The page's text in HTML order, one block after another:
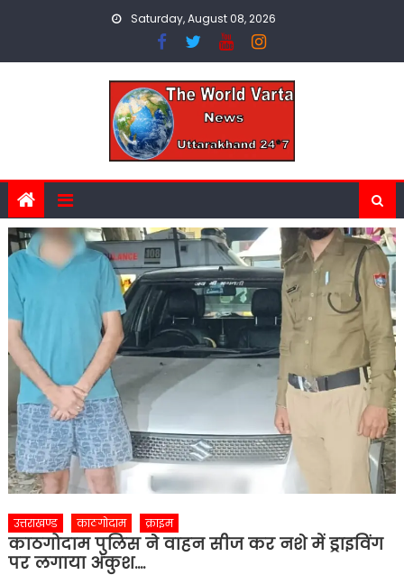
Saturday, August 08, 2026
उत्तराखण्ड काठगोदाम क्राइम
काठगोदाम पुलिस ने वाहन सीज कर नशे में ड्राइविंग
पर लगाया अंकुश….